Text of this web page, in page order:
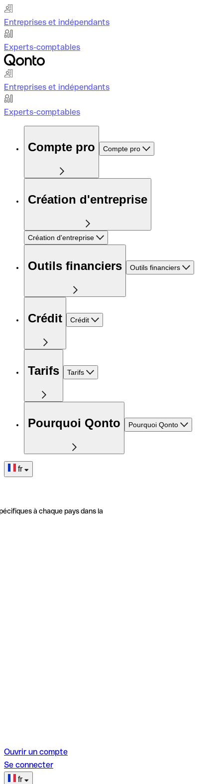
Entreprises et indépendants
Experts-comptables
Entreprises et indépendants
Experts-comptables
Compte pro Compte pro
Création d'entreprise
Création d'entreprise
Outils financiers Outils financiers
Crédit Crédit
Tarifs Tarifs
Pourquoi Qonto Pourquoi Qonto
fr
à chaque pays dans la
Ouvrir un compte
Se connecter
fr